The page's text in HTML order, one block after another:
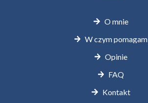
O mnie
W czym pomagam
Opinie
FAQ
Kontakt